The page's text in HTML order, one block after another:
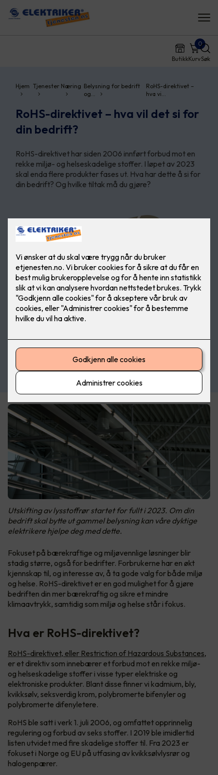
ButikkKurv
0
Søk
Hjem Tjenester Næring Belysning for bedrift
og…
RoHS-direktivet –
hva vi…
RoHS-direktivet – hva vil det si for
din bedrift?
RoHS-direktivet har siden 2006 innført forbud mot en
rekke miljø- og helseskadelige stoffer. I løpet av 2023
skal enda flere produkter fases ut. Hva har dette å si for
din bedrift? Og hvilke tiltak må du gjøre?
Utskifting av lysstoffrør startet for fullt i 2023. Om din
bedrift skal bytte ut gammel belysning kan våre dyktige
elektrikere hjelpe deg med dette.
Fokuset på bærekraftige og miljøvennlige løsninger blir
stadig større, også for bedrifter. Forbrukerne har en økt
kjennskap til, og interesse av, å ta gode valg for både miljø
og helse. RoHS-direktivet er en god mulighet for å gjøre
bedriften din mer bærekraftig og sikre et mindre
klimaavtrykk, samtidig som miljø og helse står i fokus.
Hva er RoHS-direktivet?
RoHS-direktivet, eller Restriction of Hazardous Substances,
er et direktiv som innebærer et forbud mot en rekke miljø-
og helseskadelige stoffer i visse typer elektriske og
elektroniske produkter. Blant disse finner vi kadmium, bly,
kvikksølv, seksverdig krom, polybromerte bifenyler og
polybromerte difenyletere.
RoHS ble satt i verk 1. juli 2006, og omfattet opprinnelig
regulering og forbud av seks stoffer. I 2019 ble imidlertid
listen utvidet med fire skadelige stoffer til. Fra 2023 er
fokuset i Norge og EU på utfasing av kvikksølvlysrør og
halogenpærer.